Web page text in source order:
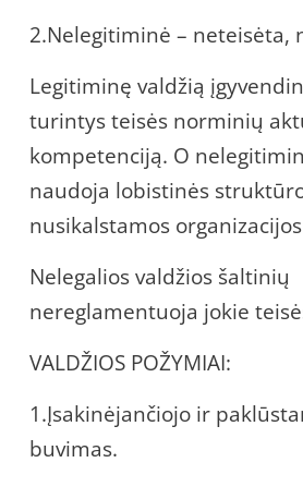
2.Nelegitiminė – neteisėta,
Legitiminę valdžią
turintys teisės norminių
kompetenciją. O
naudoja lobistinės
nusikalstamos
Nelegalios valdžios šaltinių
nereglamentuoja jokie
VALDŽIOS POŽYMIAI:
1.Įsakinėjančiojo ir
buvimas.